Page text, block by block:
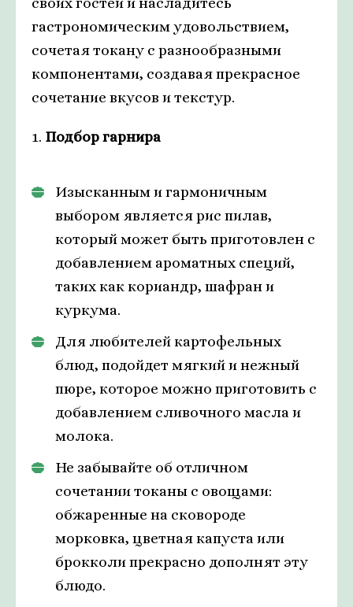
гастрономическим удовольствием,
сочетая токану с разнообразными
компонентами, создавая прекрасное
сочетание вкусов и текстур.
1. Подбор гарнира
Изысканным и гармоничным
выбором является рис пилав,
который может быть приготовлен с
добавлением ароматных специй,
таких как кориандр, шафран и
куркума.
Для любителей картофельных
блюд, подойдет мягкий и нежный
пюре, которое можно приготовить с
добавлением сливочного масла и
молока.
Не забывайте об отличном
сочетании токаны с овощами:
обжаренные на сковороде
морковка, цветная капуста или
брокколи прекрасно дополнят эту
блюдо.